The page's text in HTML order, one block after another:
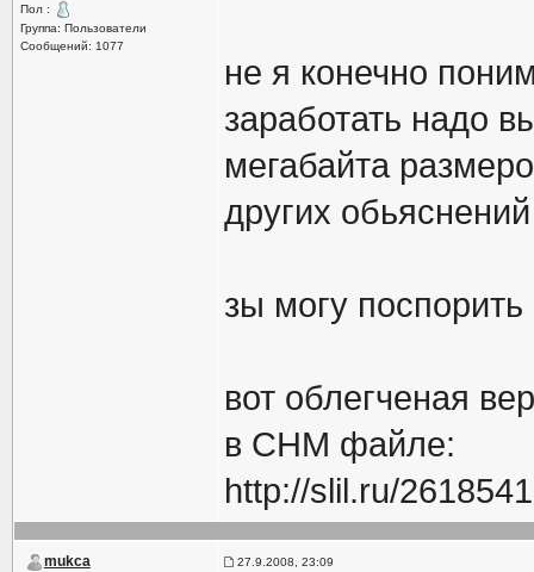
Пол :
Группа: Пользователи
Сообщений: 1077
не я конечно
заработать надо
мегабайта
других
зы могу
вот облегченая
в CHM файле:
http://slil.ru/
mukca 27.9.2008, 23:09